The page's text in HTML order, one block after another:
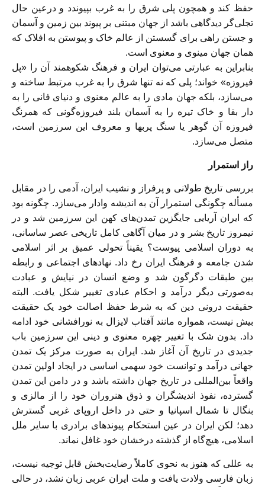
حفظ كند و همچون پلى شرق را به غرب بپيوندد و درعين حال
تجلی‌‏گر ديدگاهى باشد از جهان مبتنى بر پيوند بين زمين و آسمان
و جستن راهى براى گسستن از عالم خاک و پيوستن به افلاک كه
همان جهان مينوى و معنوى است.
بنابراين به عبارتى می‌‏توان ايران و فرهنگ شكوهمند آن را «پل
فيروزه» خواند؛ پلى كه نه تنها شرق را به غرب مرتبط ساخته و
می‌‏سازد، بلكه جهان مادى را به عالم معنوى و دنياى فانى را به
دار بقا و خاک تيره را به آسمان بلند فيروزه‌‏گونى كه همرنگ
فيروزه آن گوهر يا سنگ پربها و معروف اين سرزمين است،
متصل می‌‏سازد.
راز استمرار
بررسى تاريخ طولانى و پرفراز و نشيب ايران، آدمى را در مقابل
مسأله چگونگى استمرار آن به انديشه وادار می‌‏سازد. چگونه بود
كه ايران آريايى جايگزين تمدن‌هاى كهن اين سرزمين شد و در
نيمروز تاريخ بشر و در ميان آگاهى كامل تاريخى عصر ساسانى،
به دوران اسلامى پيوست؟ يقيناً تحولى عميق بر اثر اسلامى
شدن جامعه و فرهنگ ايران رخ داد. نهادهاى اجتماعى و رابطه
بين طبقات دگرگون شد و وضع انسان در نيايش و عبادت
به‌‏صورتى ديگر درآمد و احكام عبادى تغيير شكل يافت. البته
حقيقت درونى دين كه به شرط حفظ اصالت خود يک حقيقت
بيش نيست، همواره مانند آفتاب لايزال به نورافشانى خود ادامه
داد. بدون شک با تغيير چهره معنوى و دينى اين سرزمين باب
جديدى در تاريخ آن آغاز شد. ايران به صورت مركز يک تمدن
جهانى درآمد و توانست خود سهمى اساسى در ايجاد اولين تمدن
واقعاً بين‌‏المللى در تاريخ جهان داشته باشد و در دامن اين تمدن
گسترده، نفوذ انديشگران و ذوق هنروران خود را از مالزى و
بنگال تا شمال اسپانيا و حتى در داخل اروپاى غربى گسترش
دهد؛ لكن ايران در عين استحكام پيوندهاى برادرى با ساير ملل
اسلامى، هيچ‌‏گاه از گذشته درخشان خود غافل نماند.
به عللى كه هنوز به نحوى كاملاً رضايت‌بخش قابل توجيه نيست،
زبان فارسى ولادت يافت و ملت ايران عربى زبان نشد، در حالى